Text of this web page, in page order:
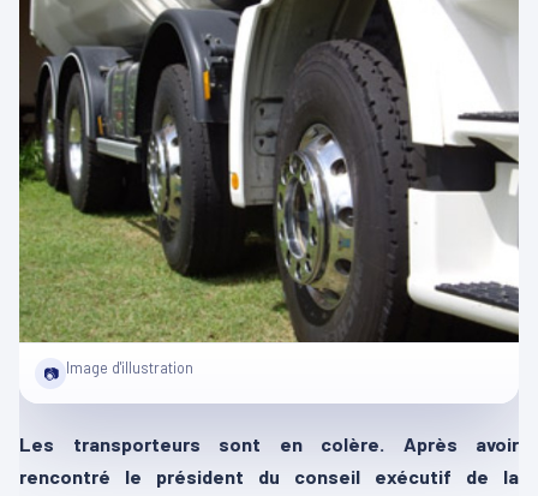
📷 Image d'illustration
Les transporteurs sont en colère. Après avoir
rencontré le président du conseil exécutif de la